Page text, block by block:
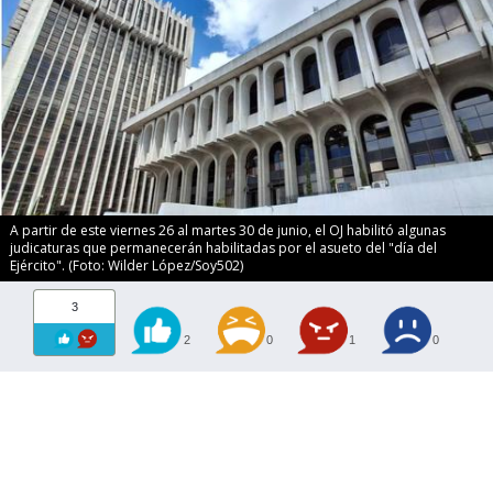
A partir de este viernes 26 al martes 30 de junio, el OJ habilitó algunas
judicaturas que permanecerán habilitadas por el asueto del "día del
Ejército". (Foto: Wilder López/Soy502)
3
2 0 1 0